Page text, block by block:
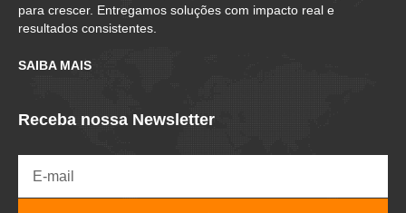
para crescer. Entregamos soluções com impacto real e
resultados consistentes.
SAIBA MAIS
Receba nossa Newsletter